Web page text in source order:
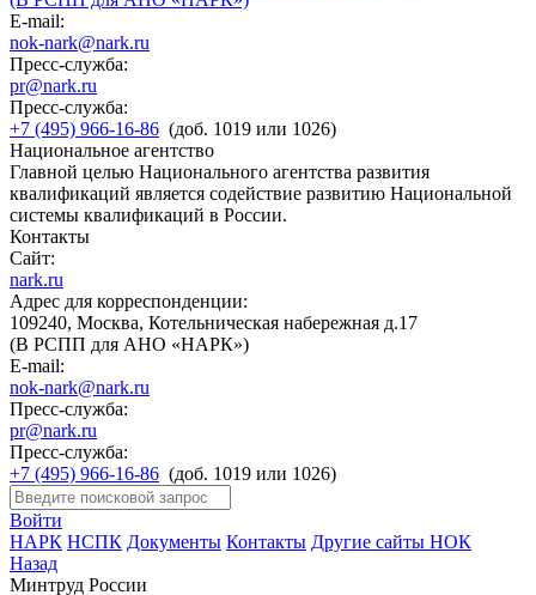
E-mail:
nok-nark@nark.ru
Пресс-служба:
pr@nark.ru
Пресс-служба:
+7 (495) 966-16-86 (доб. 1019 или 1026)
Национальное агентство
Главной целью Национального агентства развития
квалификаций является содействие развитию Национальной
системы квалификаций в России.
Контакты
Сайт:
nark.ru
Адрес для корреспонденции:
109240, Москва, Котельническая набережная д.17
(В РСПП для АНО «НАРК»)
E-mail:
nok-nark@nark.ru
Пресс-служба:
pr@nark.ru
Пресс-служба:
+7 (495) 966-16-86 (доб. 1019 или 1026)
Войти
НАРК НСПК Документы Контакты Другие сайты НОК
Назад
Минтруд России